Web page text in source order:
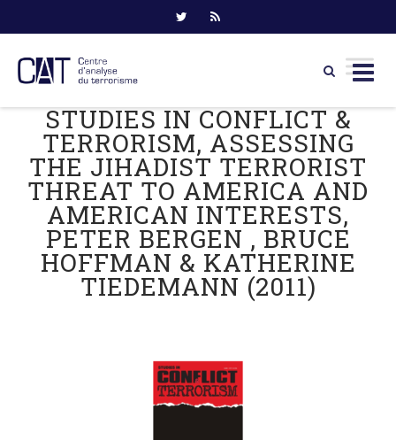
content
STUDIES IN CONFLICT &
TERRORISM, ASSESSING
THE JIHADIST TERRORIST
THREAT TO AMERICA AND
AMERICAN INTERESTS,
PETER BERGEN , BRUCE
HOFFMAN & KATHERINE
TIEDEMANN (2011)